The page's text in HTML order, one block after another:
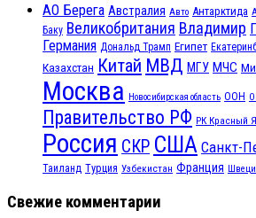
АО Берега Австралия Авто Антарктида
Баку Великобритания Владимир
Германия Дональд Трамп Египет
Казахстан Китай МВД МГУ МЧС
Москва Новосибирская область ООН
Правительство РФ РК Красный
Россия СКР США Санкт-
Таиланд Турция Узбекистан Франция
Свежие комментарии